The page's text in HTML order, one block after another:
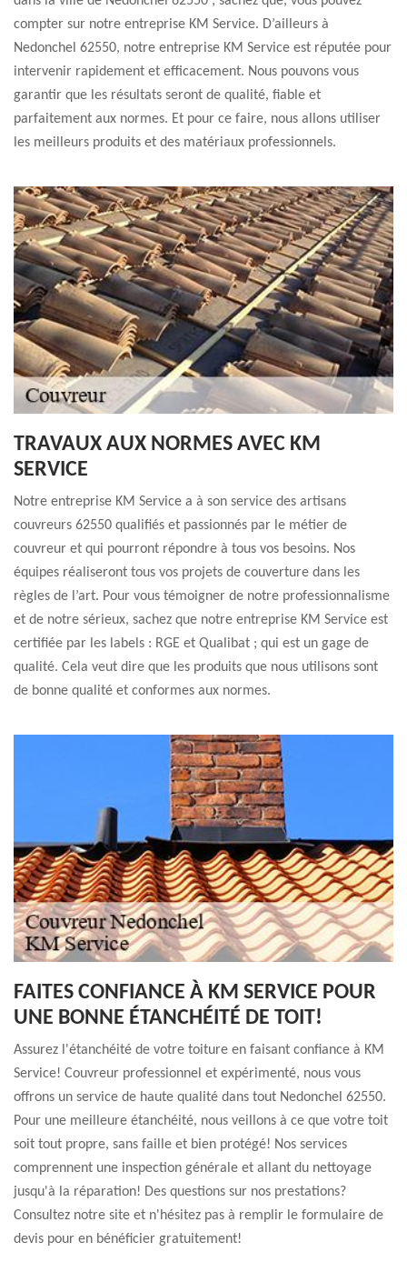
compter sur notre entreprise KM Service. D’ailleurs à
Nedonchel 62550, notre entreprise KM Service est réputée pour
intervenir rapidement et efficacement. Nous pouvons vous
garantir que les résultats seront de qualité, fiable et
parfaitement aux normes. Et pour ce faire, nous allons utiliser
les meilleurs produits et des matériaux professionnels.
TRAVAUX AUX NORMES AVEC KM
SERVICE
Notre entreprise KM Service a à son service des artisans
couvreurs 62550 qualifiés et passionnés par le métier de
couvreur et qui pourront répondre à tous vos besoins. Nos
équipes réaliseront tous vos projets de couverture dans les
règles de l’art. Pour vous témoigner de notre professionnalisme
et de notre sérieux, sachez que notre entreprise KM Service est
certifiée par les labels : RGE et Qualibat ; qui est un gage de
qualité. Cela veut dire que les produits que nous utilisons sont
de bonne qualité et conformes aux normes.
FAITES CONFIANCE À KM SERVICE POUR
UNE BONNE ÉTANCHÉITÉ DE TOIT!
Assurez l'étanchéité de votre toiture en faisant confiance à KM
Service! Couvreur professionnel et expérimenté, nous vous
offrons un service de haute qualité dans tout Nedonchel 62550.
Pour une meilleure étanchéité, nous veillons à ce que votre toit
soit tout propre, sans faille et bien protégé! Nos services
comprennent une inspection générale et allant du nettoyage
jusqu'à la réparation! Des questions sur nos prestations?
Consultez notre site et n'hésitez pas à remplir le formulaire de
devis pour en bénéficier gratuitement!